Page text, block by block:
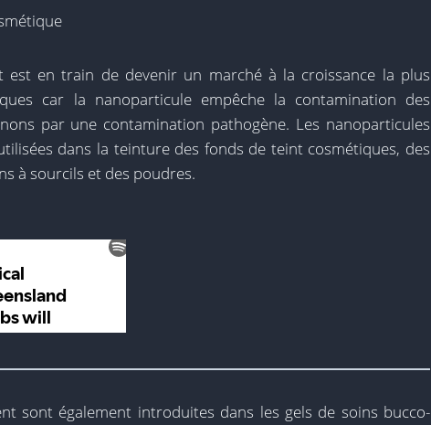
est en train de devenir un marché à la croissance la plus
car la nanoparticule empêche la contamination des
par une contamination pathogène. Les nanoparticules
dans la teinture des fonds de teint cosmétiques, des
à sourcils et des poudres.
sont également introduites dans les gels de soins bucco-